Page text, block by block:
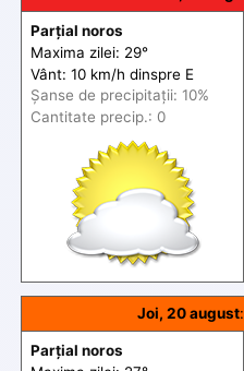
Parțial noros
Maxima zilei: 29°
Vânt: 10 km/h dinspre E
Șanse de precipitații: 10%
Cantitate precip.: 0
Joi, 20 august:
Parțial noros